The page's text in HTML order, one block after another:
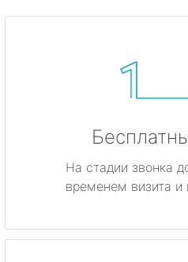
На стадии звонка
временем визита и